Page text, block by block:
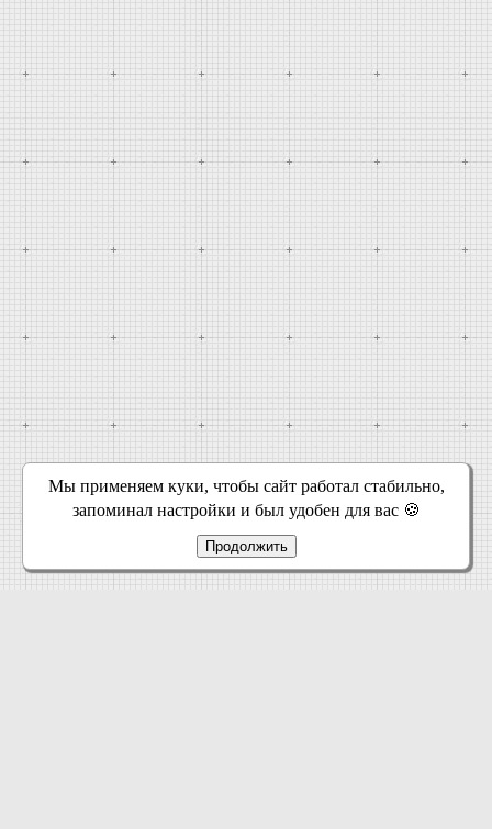
Мы применяем куки, чтобы сайт работал стабильно,
запоминал настройки и был удобен для вас 🍪
Продолжить